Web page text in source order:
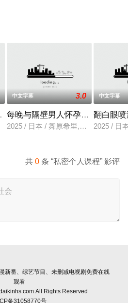
洞口
中文字幕 3.0
每晚与隔壁男人怀孕性爱
2025 / 日本 / 舞原希里,佐川金二
中文字幕
翻白眼
2025 / 日
共0 条 “私密个人课程” 影评
新番、综艺节目、未删减电视剧免费在线
观看
All Rights Reserved
备31058770号